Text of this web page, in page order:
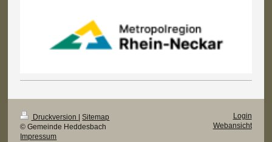
Druckversion | Sitemap
© Gemeinde Heddesbach
Impressum
Login
Webansicht